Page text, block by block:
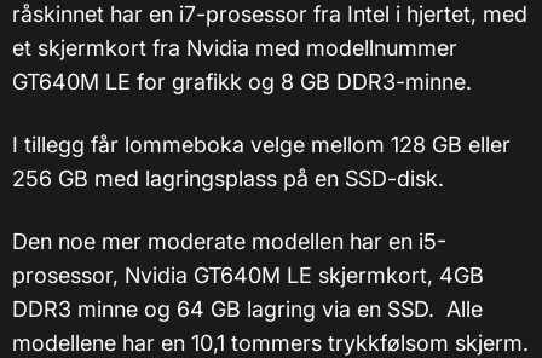
råskinnet har en i7-prosessor fra Intel i hjertet, med
et skjermkort fra Nvidia med modellnummer
GT640M LE for grafikk og 8 GB DDR3-minne.
I tillegg får lommeboka velge mellom 128 GB eller
256 GB med lagringsplass på en SSD-disk.
Den noe mer moderate modellen har en i5-
prosessor, Nvidia GT640M LE skjermkort, 4GB
DDR3 minne og 64 GB lagring via en SSD. Alle
modellene har en 10,1 tommers trykkfølsom skjerm.